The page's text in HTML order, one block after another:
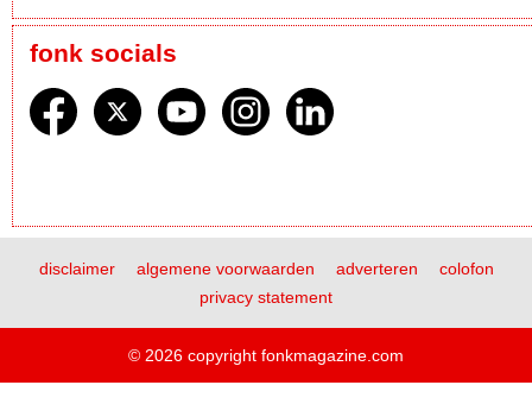
fonk socials
disclaimer algemene voorwaarden adverteren
colofon
privacy statement
© 2026 copyright fonkmagazine.com